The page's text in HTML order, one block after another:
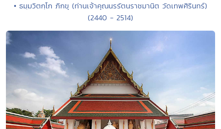
• ธมฺมวิตกฺโก ภิกขุ (ท่านเจ้าคุณนรรัตนราชมานิต วัดเทพศิรินทร์)
(2440 - 2514)